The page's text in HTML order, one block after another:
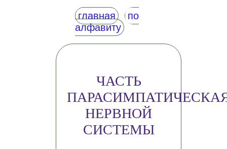
главная
по
алфавиту
ЧАСТЬ
НЕРВНОЙ
СИСТЕМЫ